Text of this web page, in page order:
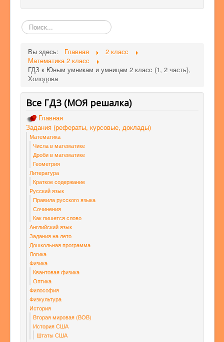
Поиск
по
Вы здесь:
Главная
2 класс
Математика 2 класс
ГДЗ к Юным умникам и умницам 2 класс (1, 2 часть),
Холодова
Все ГДЗ (МОЯ решалка)
Главная
Задания (рефераты, курсовые, доклады)
Математика
Числа в математике
Дроби в математике
Геометрия
Литература
Краткое содержание
Русский язык
Правила русского языка
Сочинения
Как пишется слово
Английский язык
Задания на лето
Дошкольная программа
Логика
Физика
Квантовая физика
Оптика
Философия
Физкультура
История
Вторая мировая (ВОВ)
История США
Штаты США